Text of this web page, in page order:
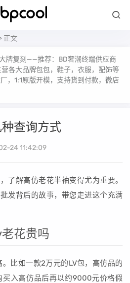
正文
牌复刻——推荐：BD奢潮终端供应商
营各大品牌包包，鞋子，衣服，配饰等
，1:1原版开模，支持货到付款，微店
查询方式
24 11:42:09
了解高仿老花半袖变得尤为重要。
发背后的故事，带您走进这个充满
花贵吗
比如一款2万元的LV包，高仿品的
入高仿品后再以约9000元价格假